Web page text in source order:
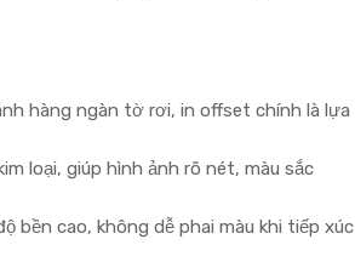
hàng ngàn tờ rơi, in offset chính là lựa
loại, giúp hình ảnh rõ nét, màu sắc
bền cao, không dễ phai màu khi tiếp xúc